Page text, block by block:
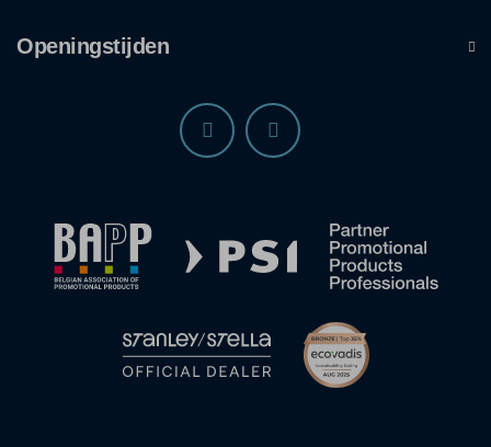
Openingstijden